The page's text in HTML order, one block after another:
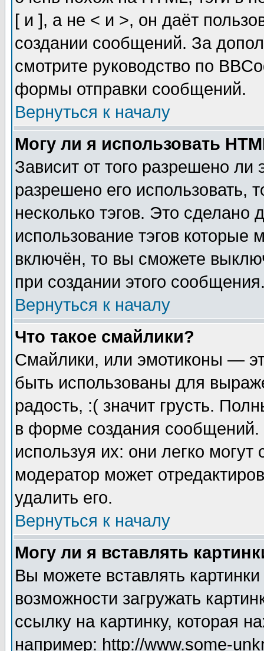
[ и ], а не < и >, он даёт
создании сообщений. За
смотрите руководство по
формы отправки сообщений.
Вернуться к началу
Могу ли я использовать
Зависит от того разрешено
разрешено его использовать,
несколько тэгов. Это сделано
использование тэгов
включён, то вы сможете
при создании этого
Вернуться к началу
Что такое смайлики?
Смайлики, или эмотиконы —
быть использованы для
радость, :( значит грусть.
в форме создания сообщений.
используя их: они легко
модератор может
удалить его.
Вернуться к началу
Могу ли я вставлять
Вы можете вставлять
возможности загружать
ссылку на картинку, которая
например: http://www.some-